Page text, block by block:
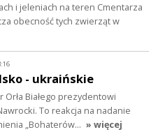
i jeleniach na teren Cmentarza
obecność tych zwierząt w
- ukraińskie
Orła Białego prezydentowi
To reakcja na nadanie
„Bohaterów… » więcej